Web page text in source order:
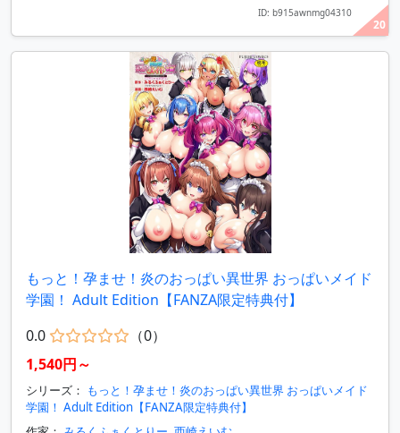
20
ID: b915awnmg04310
もっと！孕ませ！炎のおっぱい異世界 おっぱいメイド
学園！ Adult Edition【FANZA限定特典付】
0.0
（0）
1,540円～
シリーズ： もっと！孕ませ！炎のおっぱい異世界 おっぱいメイド
学園！ Adult Edition【FANZA限定特典付】